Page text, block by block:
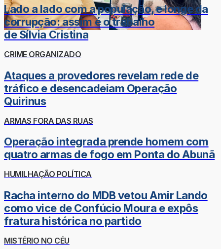
Lado a lado com a população, e longe da
corrupção: assim é o trabalho
de Sílvia Cristina
CRIME ORGANIZADO
Ataques a provedores revelam rede de
tráfico e desencadeiam Operação
Quirinus
ARMAS FORA DAS RUAS
Operação integrada prende homem com
quatro armas de fogo em Ponta do Abunã
HUMILHAÇÃO POLÍTICA
Racha interno do MDB vetou Amir Lando
como vice de Confúcio Moura e expôs
fratura histórica no partido
MISTÉRIO NO CÉU